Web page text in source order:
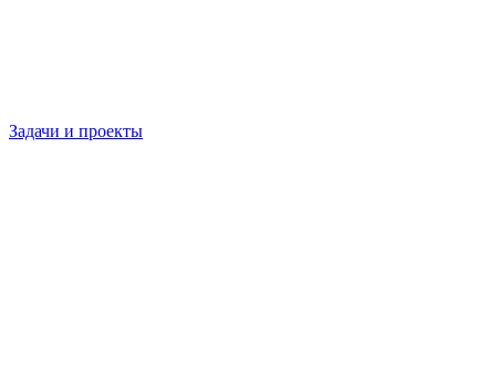
Задачи и проекты